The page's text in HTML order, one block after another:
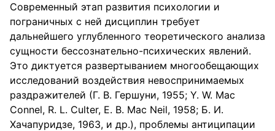
Современный этап развития психологии и
пограничных с ней дисциплин требует
дальнейшего углубленного теоретического анализа
сущности бессознательно-психических явлений.
Это диктуется развертыванием многообещающих
исследований воздействия невоспринимаемых
раздражителей (Г. В. Гершуни, 1955; Y. W. Mac
Connel, R. L. Culter, E. В. Mac Neil, 1958; Б. И.
Хачапуридзе, 1963, и др.), проблемы антиципации